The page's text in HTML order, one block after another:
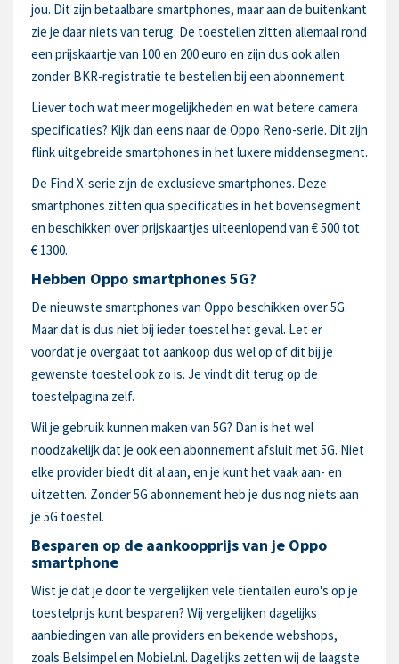
jou. Dit zijn betaalbare smartphones, maar aan de buitenkant
zie je daar niets van terug. De toestellen zitten allemaal rond
een prijskaartje van 100 en 200 euro en zijn dus ook allen
zonder BKR-registratie te bestellen bij een abonnement.
Liever toch wat meer mogelijkheden en wat betere camera
specificaties? Kijk dan eens naar de Oppo Reno-serie. Dit zijn
flink uitgebreide smartphones in het luxere middensegment.
De Find X-serie zijn de exclusieve smartphones. Deze
smartphones zitten qua specificaties in het bovensegment
en beschikken over prijskaartjes uiteenlopend van € 500 tot
€ 1300.
Hebben Oppo smartphones 5G?
De nieuwste smartphones van Oppo beschikken over 5G.
Maar dat is dus niet bij ieder toestel het geval. Let er
voordat je overgaat tot aankoop dus wel op of dit bij je
gewenste toestel ook zo is. Je vindt dit terug op de
toestelpagina zelf.
Wil je gebruik kunnen maken van 5G? Dan is het wel
noodzakelijk dat je ook een abonnement afsluit met 5G. Niet
elke provider biedt dit al aan, en je kunt het vaak aan- en
uitzetten. Zonder 5G abonnement heb je dus nog niets aan
je 5G toestel.
Besparen op de aankoopprijs van je Oppo
smartphone
Wist je dat je door te vergelijken vele tientallen euro's op je
toestelprijs kunt besparen? Wij vergelijken dagelijks
aanbiedingen van alle providers en bekende webshops,
zoals Belsimpel en Mobiel.nl. Dagelijks zetten wij de laagste